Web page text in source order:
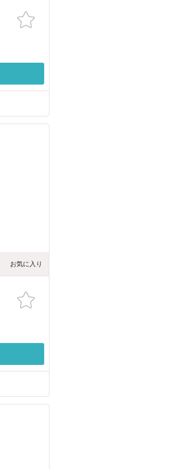
お気に入り